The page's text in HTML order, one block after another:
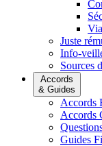
Juste
Info-
Sources
Accords
& Guides
Accords
Accords
Guides